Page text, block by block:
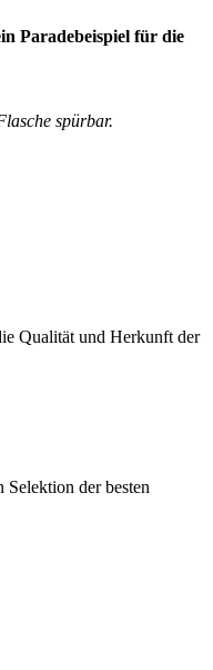
Paradebeispiel für die
spürbar.
Qualität und Herkunft der
der besten